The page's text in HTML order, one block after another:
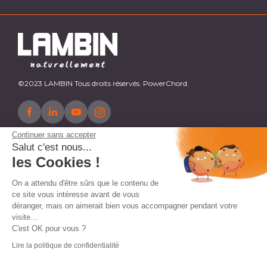
Continuer sans accepter
Salut c'est nous...
les Cookies !
On a attendu d'être sûrs que le contenu de
ce site vous intéresse avant de vous
déranger, mais on aimerait bien vous accompagner pendant votre
visite...
C'est OK pour vous ?
Lire la politique de confidentialité
©2023 LAMBIN Tous droits réservés. PowerChord.